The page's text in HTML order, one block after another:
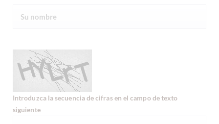
Introduzca la secuencia de cifras en el campo de texto
siguiente